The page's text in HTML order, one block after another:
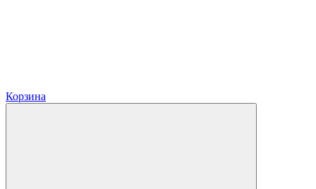
Корзина